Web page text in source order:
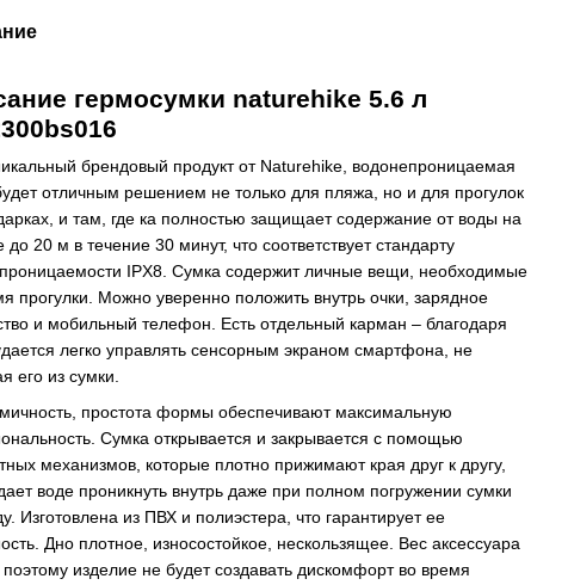
гермосумки naturehike 5.6 л
брендовый продукт от Naturehike, водонепроницаемая
отличным решением не только для пляжа, но и для прогулок
и там, где ка полностью защищает содержание от воды на
до 20 м в течение 30 минут, что соответствует стандарту
IPX8. Сумка содержит личные вещи, необходимые
прогулки. Можно уверенно положить внутрь очки, зарядное
и мобильный телефон. Есть отдельный карман – благодаря
легко управлять сенсорным экраном смартфона, не
его из сумки.
простота формы обеспечивают максимальную
Сумка открывается и закрывается с помощью
механизмов, которые плотно прижимают края друг к другу,
воде проникнуть внутрь даже при полном погружении сумки
Изготовлена из ПВХ и полиэстера, что гарантирует ее
Дно плотное, износостойкое, нескользящее. Вес аксессуара
поэтому изделие не будет создавать дискомфорт во время